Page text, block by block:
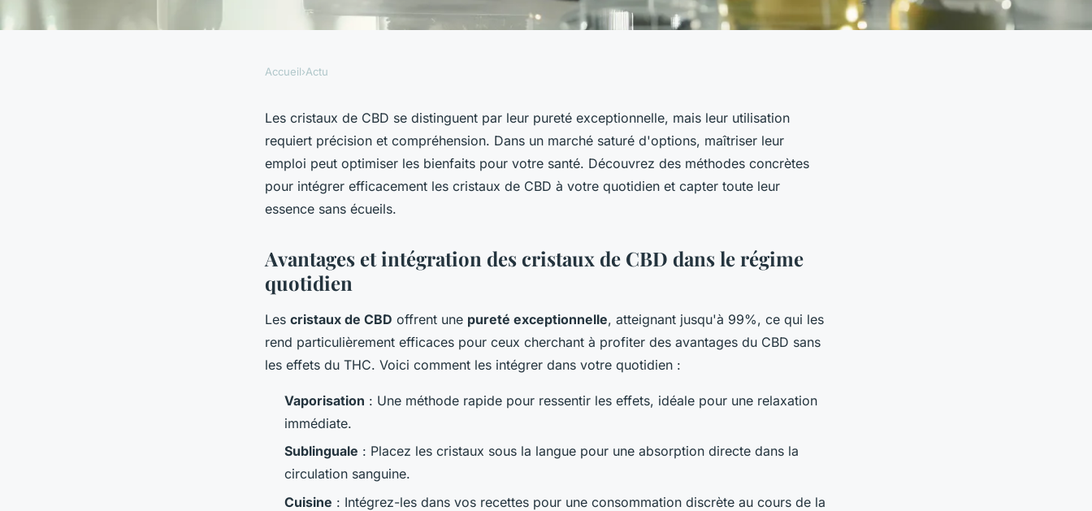
Cristaux de CBD : comment les utiliser
correctement ?
Accueil›Actu
Les cristaux de CBD se distinguent par leur pureté exceptionnelle, mais leur utilisation
requiert précision et compréhension. Dans un marché saturé d'options, maîtriser leur
emploi peut optimiser les bienfaits pour votre santé. Découvrez des méthodes concrètes
pour intégrer efficacement les cristaux de CBD à votre quotidien et capter toute leur
essence sans écueils.
Avantages et intégration des cristaux de CBD dans le régime
quotidien
Les cristaux de CBD offrent une pureté exceptionnelle, atteignant jusqu'à 99%, ce qui les
rend particulièrement efficaces pour ceux cherchant à profiter des avantages du CBD sans
les effets du THC. Voici comment les intégrer dans votre quotidien :
Vaporisation : Une méthode rapide pour ressentir les effets, idéale pour une relaxation
immédiate.
Sublinguale : Placez les cristaux sous la langue pour une absorption directe dans la
circulation sanguine.
Cuisine : Intégrez-les dans vos recettes pour une consommation discrète au cours de la